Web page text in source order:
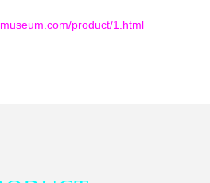
product/1.html